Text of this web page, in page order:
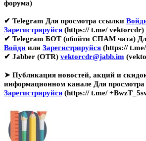
форума)
✔ Telegram Для просмотра ссылки
Зарегистрируйся (https:// t.me/ vektorcdr)
✔ Telegram БОТ (обойти СПАМ чата)
Войди или Зарегистрируйся (https://
✔ Jabber (OTR) vektorcdr@jabb.im
➤ Публикация новостей, акций и
информационном канале Для
Зарегистрируйся (https:// t.me/